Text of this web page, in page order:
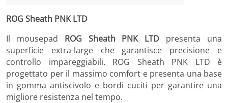
ROG Sheath PNK LTD
Il mousepad ROG Sheath PNK LTD presenta una
superficie extra-large che garantisce precisione e
controllo impareggiabili. ROG Sheath PNK LTD è
progettato per il massimo comfort e presenta una base
in gomma antiscivolo e bordi cuciti per garantire una
migliore resistenza nel tempo.